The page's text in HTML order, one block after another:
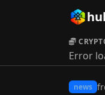
Error
news